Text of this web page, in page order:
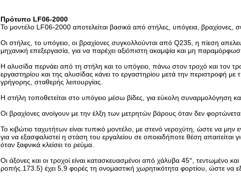
Πρότυπο LF06-2000
Το μοντέλο LF06-2000 αποτελείται βασικά από στήλες, υπόγεια, βραχίονες,
Οι στήλες, το υπόγειο, οι βραχίονες συγκολλούνται από Q235, η πίεση
μηχανική επεξεργασία, για να παρέχει αξιόπιστη ακαμψία και μη
Η αλυσίδα περνάει από τη στήλη και το υπόγειο, πάνω στον τροχό και τον
εργαστηρίου και της αλυσίδας κάνει το εργαστηρίου μετά την περιστροφή με
γρήγορης, σταθερής λειτουργίας.
Η στήλη τοποθετείται στο υπόγειο μέσω βίδες, για εύκολη συναρμολόγηση
Οι βραχίονες ανοίγουν με την έλξη των μετρητών βάρους όταν δεν
Το κιβώτιο ταχυτήτων είναι τυπικό μοντέλο, με στενό νεροχύτη, ώστε να μην
για να εξασφαλιστεί η στάση του εργαλείου σε οποιαδήποτε θέση
όταν ξαφνικά κλείσει το ρεύμα.
Οι άξονες και οι τροχοί είναι κατασκευασμένοι από χάλυβα 45°, τεντωμένο
ροπής.173.5) έχει 5,9 φορές τη ονομαστική χωρητικότητα φορτίου, ώστε να